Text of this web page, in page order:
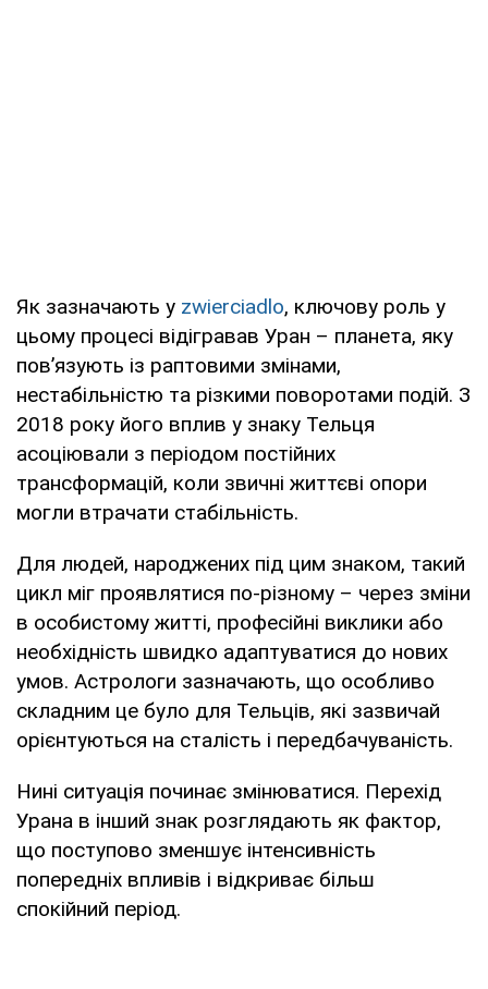
Як зазначають у zwierciadlo, ключову роль у
цьому процесі відігравав Уран – планета, яку
пов’язують із раптовими змінами,
нестабільністю та різкими поворотами подій. З
2018 року його вплив у знаку Тельця
асоціювали з періодом постійних
трансформацій, коли звичні життєві опори
могли втрачати стабільність.
Для людей, народжених під цим знаком, такий
цикл міг проявлятися по-різному – через зміни
в особистому житті, професійні виклики або
необхідність швидко адаптуватися до нових
умов. Астрологи зазначають, що особливо
складним це було для Тельців, які зазвичай
орієнтуються на сталість і передбачуваність.
Нині ситуація починає змінюватися. Перехід
Урана в інший знак розглядають як фактор,
що поступово зменшує інтенсивність
попередніх впливів і відкриває більш
спокійний період.